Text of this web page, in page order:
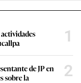
1
de JP en
sobre la
2